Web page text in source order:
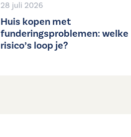
28 juli 2026
Huis kopen met
funderingsproblemen: welke
risico’s loop je?